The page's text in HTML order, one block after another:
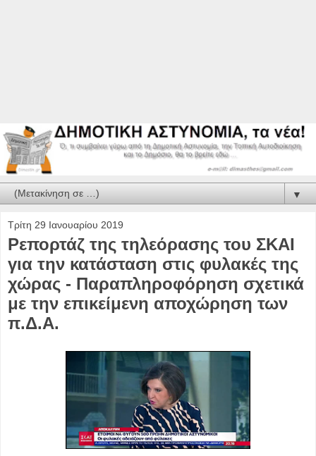
▼
Τρίτη 29 Ιανουαρίου 2019
Ρεπορτάζ της τηλεόρασης του ΣΚΑΙ
για την κατάσταση στις φυλακές της
χώρας - Παραπληροφόρηση σχετικά
με την επικείμενη αποχώρηση των
π.Δ.Α.